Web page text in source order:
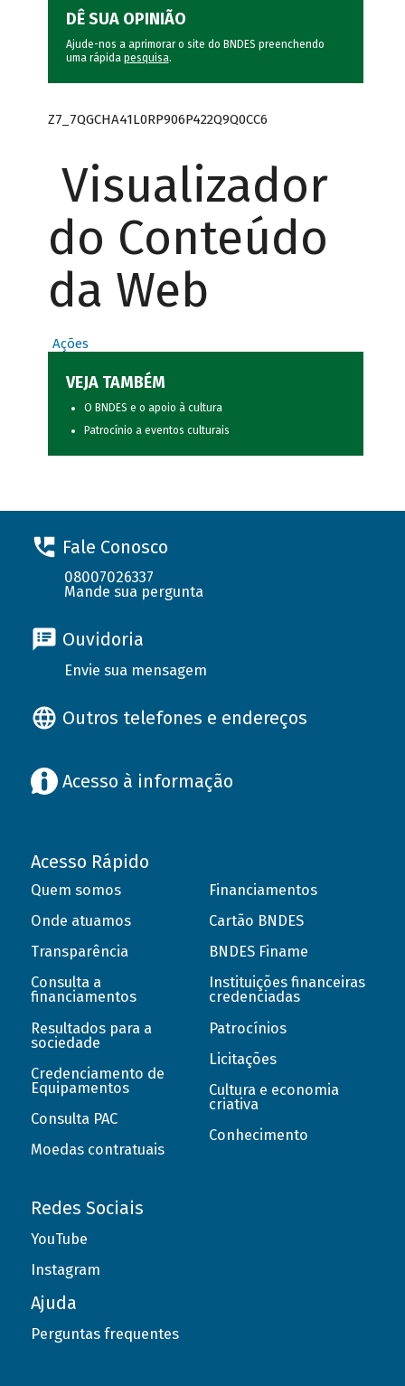
DÊ SUA OPINIÃO
Ajude-nos a aprimorar o site do BNDES preenchendo
uma rápida pesquisa.
Z7_7QGCHA41L0RP906P422Q9Q0CC6
Visualizador
do Conteúdo
da Web
Ações
VEJA TAMBÉM
O BNDES e o apoio à cultura
Patrocínio a eventos culturais
Fale Conosco
08007026337
Mande sua pergunta
Ouvidoria
Envie sua mensagem
Outros telefones e endereços
Acesso à informação
Acesso Rápido
Quem somos
Onde atuamos
Transparência
Consulta a
financiamentos
Resultados para a
sociedade
Credenciamento de
Equipamentos
Consulta PAC
Moedas contratuais
Financiamentos
Cartão BNDES
BNDES Finame
Instituições financeiras
credenciadas
Patrocínios
Licitações
Cultura e economia
criativa
Conhecimento
Redes Sociais
YouTube
Instagram
Ajuda
Perguntas frequentes